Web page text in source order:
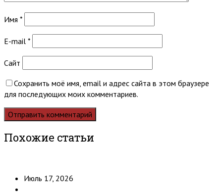
Имя *
E-mail *
Сайт
Сохранить моё имя, email и адрес сайта в этом браузере
для последующих моих комментариев.
Похожие статьи
Июль 17, 2026